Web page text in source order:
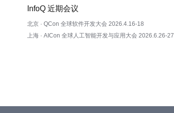
InfoQ 近期会议
北京 · QCon 全球软件开发大会 2026.4.16-18
上海 · AICon 全球人工智能开发与应用大会 2026.6.26-27